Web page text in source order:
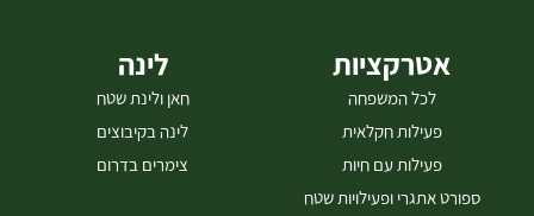
אטרקציות
לכל המשפחה
פעילות חקלאית
פעילות עם חיות
ספורט אתגרי ופעילויות שטח
לינה
חאן ולינת שטח
לינה בקיבוצים
צימרים בדרום